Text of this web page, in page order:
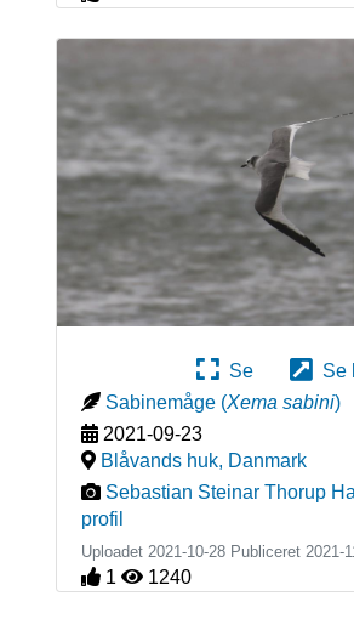
Se
Se
Sabinemåge (Xema sabini)
2021-09-23
Blåvands huk, Danmark
Sebastian Steinar Thorup
profil
Uploadet 2021-10-28 Publiceret 2021-
1 1240